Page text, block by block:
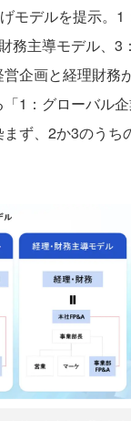
モデルを提示。
務主導モデル、3
企画と経理財務
1：グローバル
ず、2か3のうち